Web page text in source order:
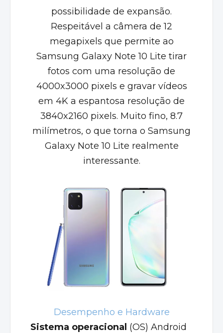
possibilidade de expansão.
Respeitável a câmera de 12
megapixels que permite ao
Samsung Galaxy Note 10 Lite tirar
fotos com uma resolução de
4000x3000 pixels e gravar vídeos
em 4K a espantosa resolução de
3840x2160 pixels. Muito fino, 8.7
milímetros, o que torna o Samsung
Galaxy Note 10 Lite realmente
interessante.
Desempenho e Hardware
Sistema operacional (OS) Android